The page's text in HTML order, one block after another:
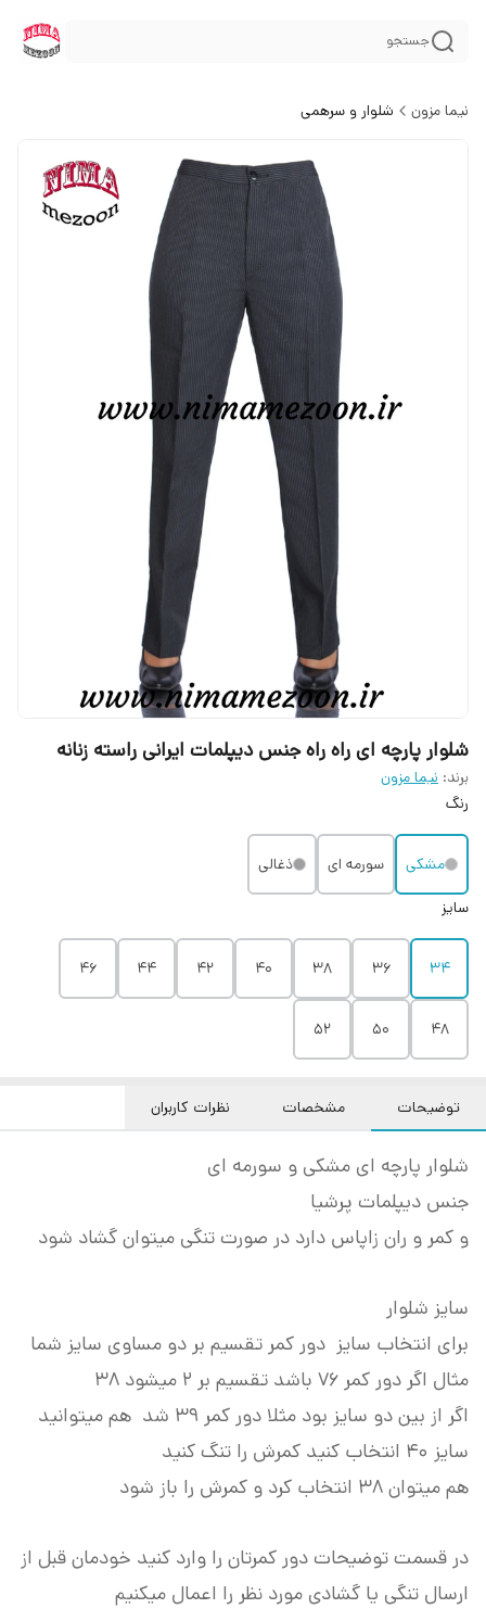
جستجو
نیما مزون شلوار و سرهمی
شلوار پارچه ای راه راه جنس دیپلمات ایرانی راسته زنانه
برند: نیما مزون
رنگ
مشکی سورمه ای
ذغالی
سایز
۳۴ ۳۶ ۳۸ ۴۰ ۴۲ ۴۴ ۴۶
۴۸ ۵۰ ۵۲
توضیحات مشخصات نظرات کاربران
شلوار پارچه ای مشکی و سورمه ای
جنس دیپلمات پرشیا
و کمر و ران زاپاس دارد در صورت تنگی میتوان گشاد شود
سایز شلوار
برای انتخاب سایز دور کمر تقسیم بر دو مساوی سایز شما
مثال اگر دور کمر ۷۶ باشد تقسیم بر ۲ میشود ۳۸
اگر از بین دو سایز بود مثلا دور کمر ۳۹ شد هم میتوانید
سایز ۴۰ انتخاب کنید کمرش را تنگ کنید
هم میتوان ۳۸ انتخاب کرد و کمرش را باز شود
در قسمت توضیحات دور کمرتان را وارد کنید خودمان قبل از
ارسال تنگی یا گشادی مورد نظر را اعمال میکنیم